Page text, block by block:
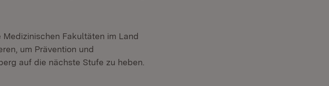
Fakultäten im Land
um Prävention und
auf die nächste Stufe zu heben.